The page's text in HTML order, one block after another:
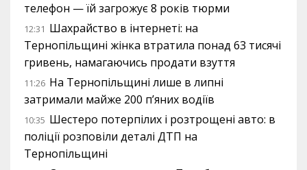
телефон — їй загрожує 8 років тюрми
12:31 Шахрайство в інтернеті: на
Тернопільщині жінка втратила понад 63 тисячі
гривень, намагаючись продати взуття
11:26 На Тернопільщині лише в липні
затримали майже 200 п’яних водіїв
10:35 Шестеро потерпілих і розтрощені авто: в
поліції розповіли деталі ДТП на
Тернопільщині